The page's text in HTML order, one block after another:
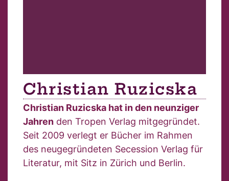
Christian Ruzicska
Christian Ruzicska hat in den neunziger
Jahren den Tropen Verlag mitgegründet.
Seit 2009 verlegt er Bücher im Rahmen
des neugegründeten Secession Verlag für
Literatur, mit Sitz in Zürich und Berlin.